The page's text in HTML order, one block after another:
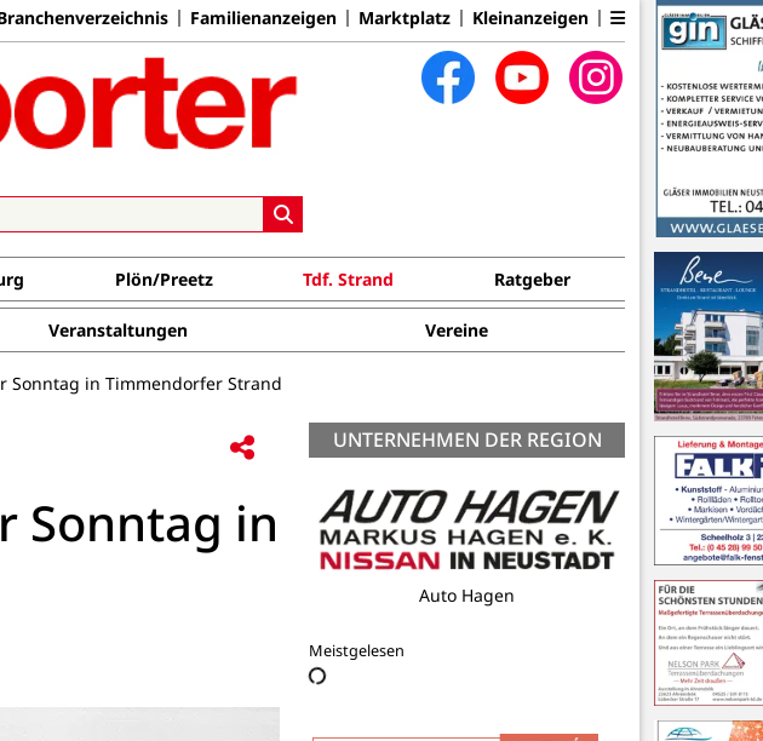
Familienanzeigen Marktplatz Kleinanzeigen
Plön/Preetz Tdf. Strand Ratgeber
Veranstaltungen Vereine
Sonntag in Timmendorfer Strand
Sonntag in
UNTERNEHMEN DER REGION
Pflege 24 Nord
Meistgelesen